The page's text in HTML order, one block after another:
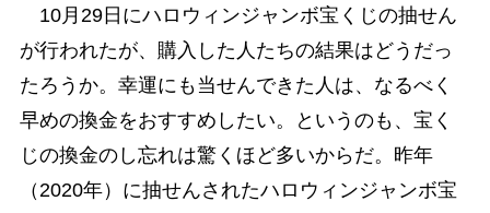
10月29日にハロウィンジャンボ宝くじの抽せん
が行われたが、購入した人たちの結果はどうだっ
たろうか。幸運にも当せんできた人は、なるべく
早めの換金をおすすめしたい。というのも、宝く
じの換金のし忘れは驚くほど多いからだ。昨年
（2020年）に抽せんされたハロウィンジャンボ宝